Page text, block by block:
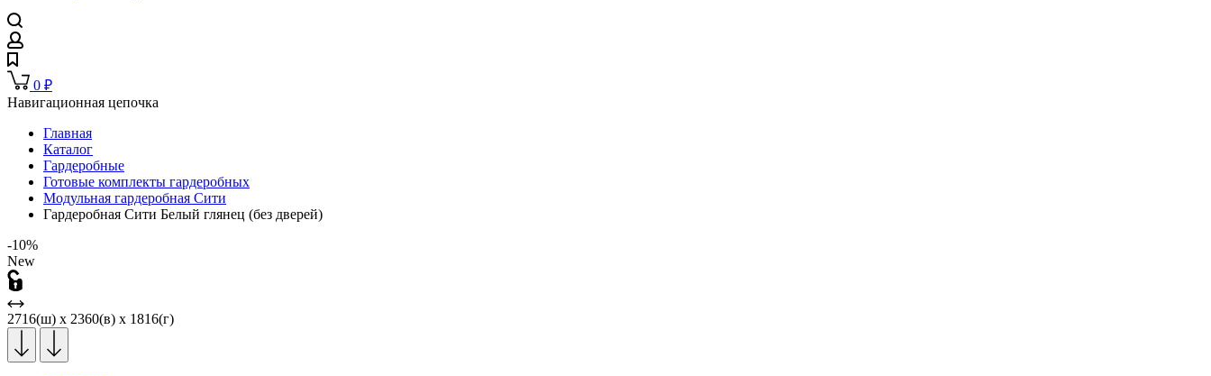
0 ₽
Навигационная цепочка
Главная
Каталог
Гардеробные
Готовые комплекты гардеробных
Модульная гардеробная Сити
Гардеробная Сити Белый глянец (без дверей)
-10%
New
2716(ш) x 2360(в) x 1816(г)